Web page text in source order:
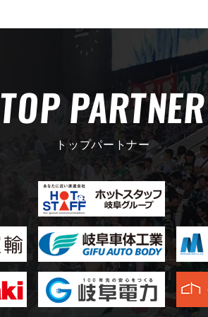
TOP PARTNER
トップパートナー